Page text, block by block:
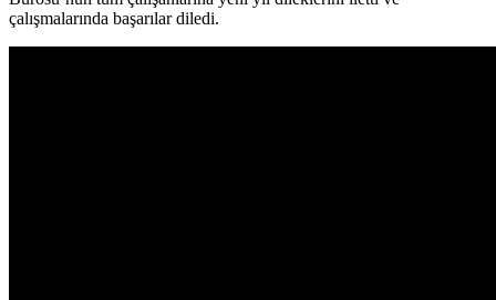
çalışmalarında başarılar diledi.